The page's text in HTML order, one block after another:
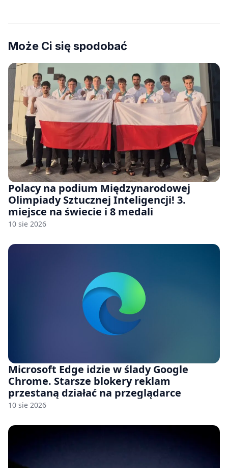
Może Ci się spodobać
Polacy na podium Międzynarodowej
Olimpiady Sztucznej Inteligencji! 3.
miejsce na świecie i 8 medali
10 sie 2026
Microsoft Edge idzie w ślady Google
Chrome. Starsze blokery reklam
przestaną działać na przeglądarce
10 sie 2026